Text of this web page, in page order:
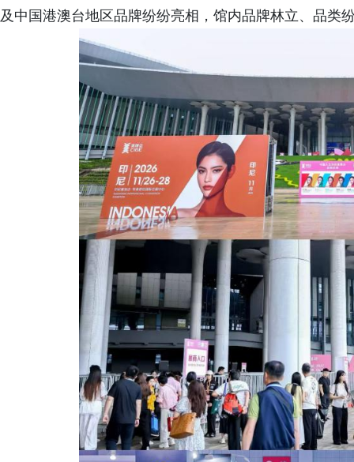
及中国港澳台地区品牌纷纷亮相，馆内品牌林立、品类